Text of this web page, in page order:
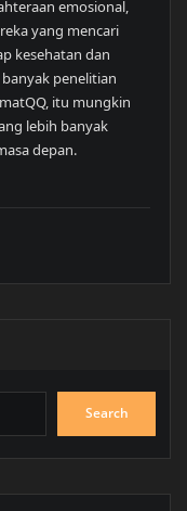
emosional,
yang mencari
kesehatan dan
penelitian
itu mungkin
lebih banyak
depan.
Search